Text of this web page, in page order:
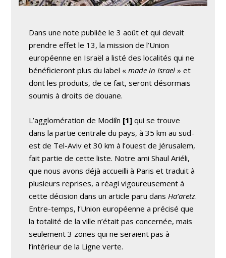
Dans une note publiée le 3 août et qui devait
prendre effet le 13, la mission de l’Union
européenne en Israël a listé des localités qui ne
bénéficieront plus du label «made in Israel » et
dont les produits, de ce fait, seront désormais
soumis à droits de douane.
L’agglomération de Modiîn [1] qui se trouve
dans la partie centrale du pays, à 35 km au sud-
est de Tel-Aviv et 30 km à l’ouest de Jérusalem,
fait partie de cette liste. Notre ami Shaul Ariéli,
que nous avons déjà accueilli à Paris et traduit à
plusieurs reprises, a réagi vigoureusement à
cette décision dans un article paru dansHa’aretz.
Entre-temps, l’Union européenne a précisé que
la totalité de la ville n’était pas concernée, mais
seulement 3 zones qui ne seraient pas à
l’intérieur de la Ligne verte.